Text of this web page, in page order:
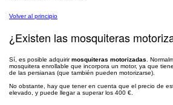
Volver al principio
¿Existen las mosquiteras
Sí, es posible adquirirmosquiteras motorizadas .
mosquitera enrollable que incorpora un motor, ya que
de las persianas (que también pueden motorizarse).
No obstante, hay que tener en cuenta que el precio de
elevado, y puede llegar a superar los 400 €.